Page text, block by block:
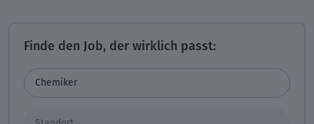
Finde den Job, der wirklich passt: